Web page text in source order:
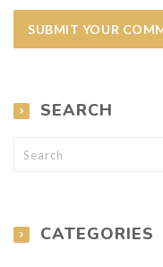
SEARCH
CATEGORIES